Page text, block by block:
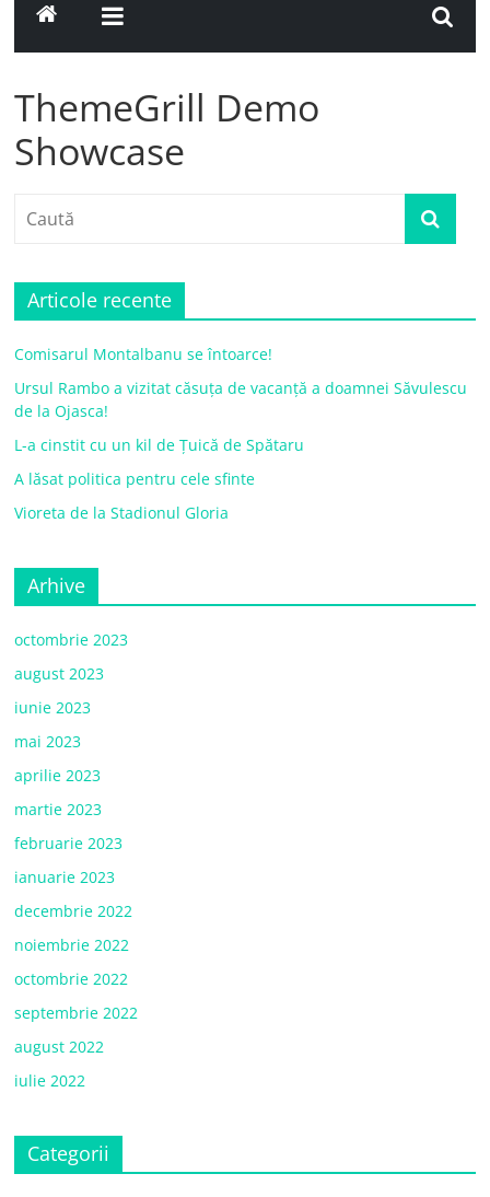
ThemeGrill Demo
Showcase
Articole recente
Comisarul Montalbanu se întoarce!
Ursul Rambo a vizitat căsuța de vacanță a doamnei Săvulescu
de la Ojasca!
L-a cinstit cu un kil de Țuică de Spătaru
A lăsat politica pentru cele sfinte
Vioreta de la Stadionul Gloria
Arhive
octombrie 2023
august 2023
iunie 2023
mai 2023
aprilie 2023
martie 2023
februarie 2023
ianuarie 2023
decembrie 2022
noiembrie 2022
octombrie 2022
septembrie 2022
august 2022
iulie 2022
Categorii